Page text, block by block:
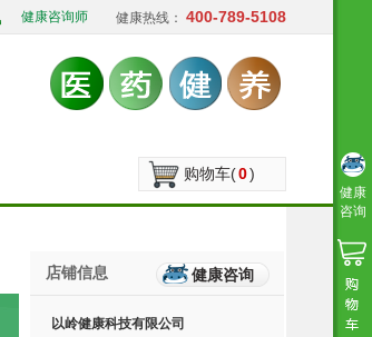
健康咨询师 健康热线： 400-789-5108
购物车(0)
店铺信息 健康咨询
以岭健康科技有限公司
健康
咨询